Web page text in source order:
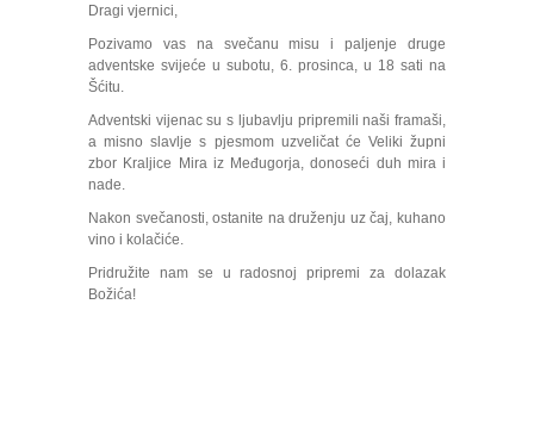
Dragi vjernici,
Pozivamo vas na svečanu misu i paljenje druge
adventske svijeće u subotu, 6. prosinca, u 18 sati na
Šćitu.
Adventski vijenac su s ljubavlju pripremili naši framaši,
a misno slavlje s pjesmom uzveličat će Veliki župni
zbor Kraljice Mira iz Međugorja, donoseći duh mira i
nade.
Nakon svečanosti, ostanite na druženju uz čaj, kuhano
vino i kolačiće.
Pridružite nam se u radosnoj pripremi za dolazak
Božića!